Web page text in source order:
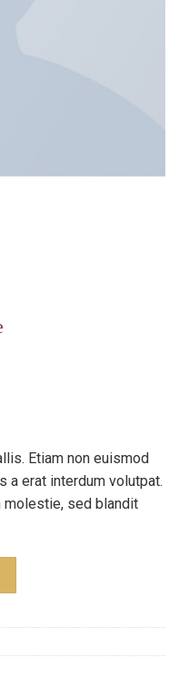
Etiam non euismod
a erat interdum volutpat.
molestie, sed blandit